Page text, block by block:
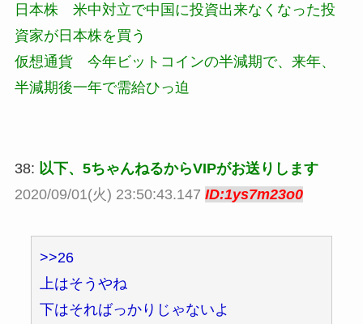
日本株 米中対立で中国に投資出来なくなった投
資家が日本株を買う
仮想通貨 今年ビットコインの半減期で、来年、
半減期後一年で需給ひっ迫
38: 以下、5ちゃんねるからVIPがお送りします
2020/09/01(火) 23:50:43.147 ID:1ys7m23o0
>>26
上はそうやね
下はそればっかりじゃないよ